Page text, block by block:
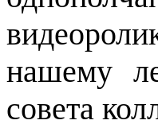
нашему
совета